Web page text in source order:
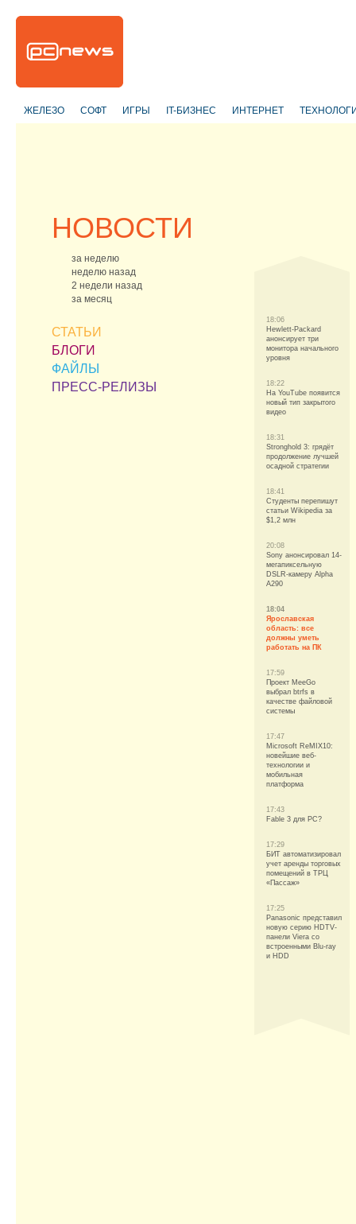
ЖЕЛЕЗО СОФТ ИГРЫ IT-БИЗНЕС ИНТЕРНЕТ
НОВОСТИ
за неделю
неделю назад
2 недели назад
за месяц
СТАТЬИ
БЛОГИ
ФАЙЛЫ
ПРЕСС-РЕЛИЗЫ
18:06
Hewlett-Packard
анонсирует три
монитора начального
уровня
18:22
На YouTube появится
новый тип закрытого
видео
18:31
Stronghold 3: грядёт
продолжение лучшей
осадной стратегии
18:41
Студенты перепишут
статьи Wikipedia за
$1,2 млн
20:08
Sony анонсировал 14-
мегапиксельную
DSLR-камеру Alpha
A290
18:04
Ярославская
область: все
должны уметь
работать на ПК
17:59
Проект MeeGo
выбрал btrfs в
качестве файловой
системы
17:47
Microsoft ReMIX10:
новейшие веб-
технологии и
мобильная
платформа
17:43
Fable 3 для РС?
17:29
БИТ автоматизировал
учет аренды торговых
помещений в ТРЦ
«Пассаж»
17:25
Panasonic представил
новую серию HDTV-
панели Viera со
встроенными Blu-ray
и HDD